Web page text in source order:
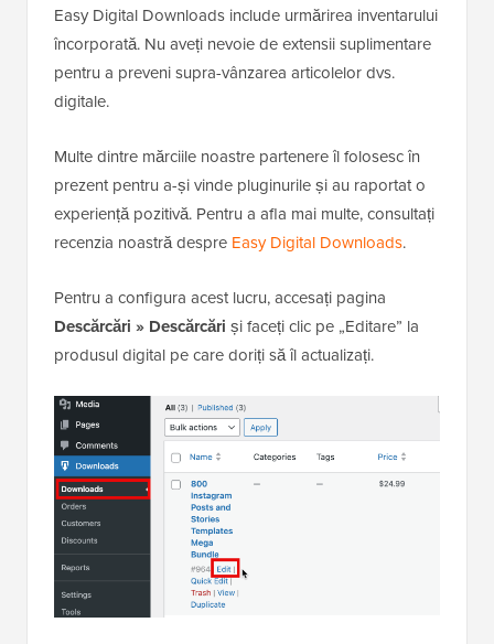
Easy Digital Downloads include urmărirea inventarului
încorporată. Nu aveți nevoie de extensii suplimentare
pentru a preveni supra-vânzarea articolelor dvs.
digitale.
Multe dintre mărciile noastre partenere îl folosesc în
prezent pentru a-și vinde pluginurile și au raportat o
experiență pozitivă. Pentru a afla mai multe, consultați
recenzia noastră despre Easy Digital Downloads.
Pentru a configura acest lucru, accesați pagina
Descărcări » Descărcări și faceți clic pe „Editare” la
produsul digital pe care doriți să îl actualizați.